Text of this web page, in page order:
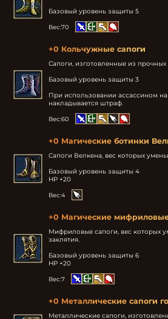
Базовый уровень защиты 5
Вес:70
+0 Кольчужные сапоги
Сапоги, изготовленные из прочных
Базовый уровень защиты 3
При использовании ассассином
накладывается штраф.
Вес:60
+0 Магические ботинки
Сапоги Велкена, вес которых
Базовый уровень защиты 4
HP +20
Вес:4
+0 Магические
Мифриловые сапоги, вес которых
заклятия.
Базовый уровень защиты 6
HP +20
Вес:7
+0 Металлические сапоги
Металлические сапоги,